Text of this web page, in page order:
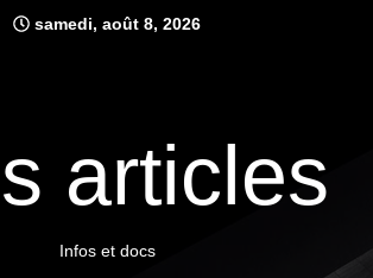
samedi, août 8, 2026
articles
Infos et docs